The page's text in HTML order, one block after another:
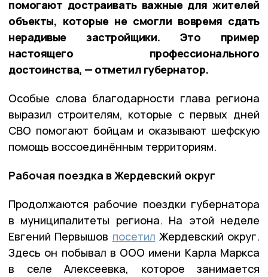
помогают достраивать важные для жителей
объекты, которые не смогли вовремя сдать
нерадивые застройщики. Это пример
настоящего профессионального
достоинства, — отметил губернатор.
Особые слова благодарности глава региона
выразил строителям, которые с первых дней
СВО помогают бойцам и оказывают шефскую
помощь воссоединённым территориям.
Рабочая поездка в Жердевский округ
Продолжаются рабочие поездки губернатора
в муниципалитеты региона. На этой неделе
Евгений Первышов посетил Жердевский округ.
Здесь он побывал в ООО имени Карла Маркса
в селе Алексеевка, которое занимается